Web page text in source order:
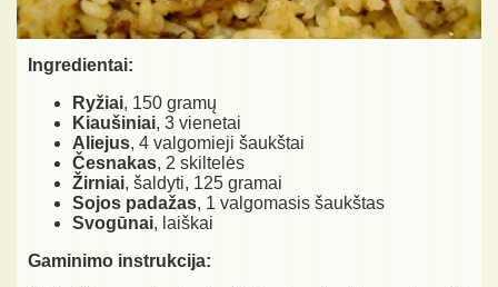
Ingredientai:
Ryžiai, 150 gramų
Kiaušiniai, 3 vienetai
Aliejus, 4 valgomieji šaukštai
Česnakas, 2 skiltelės
Žirniai, šaldyti, 125 gramai
Sojos padažas, 1 valgomasis šaukštas
Svogūnai, laiškai
Gaminimo instrukcija: